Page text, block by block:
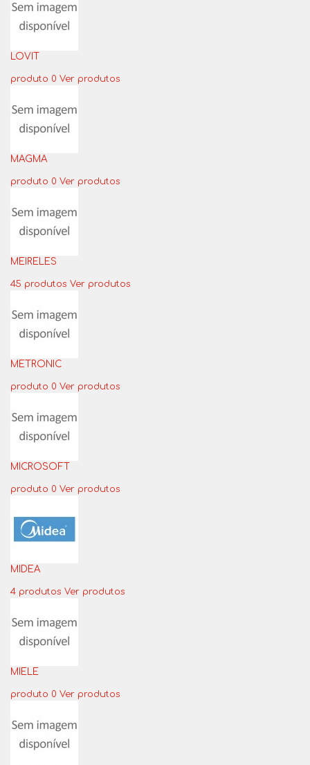
LOVIT
produto 0 Ver produtos
MAGMA
produto 0 Ver produtos
MEIRELES
45 produtos Ver produtos
METRONIC
produto 0 Ver produtos
MICROSOFT
produto 0 Ver produtos
MIDEA
4 produtos Ver produtos
MIELE
produto 0 Ver produtos